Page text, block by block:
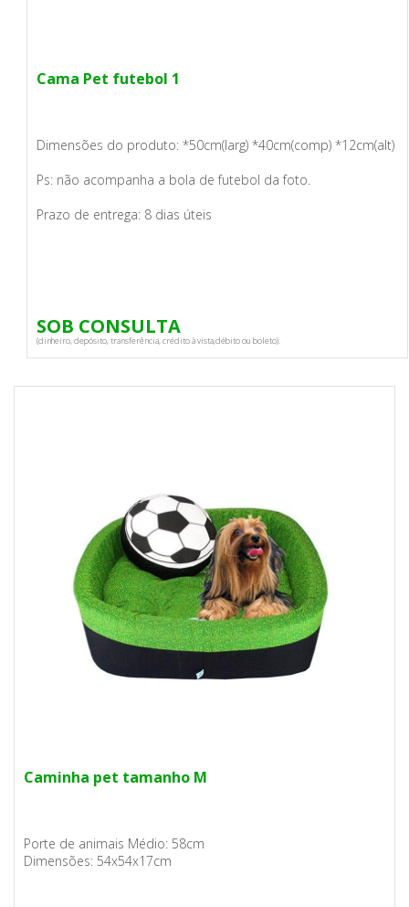
Cama Pet futebol 1
Dimensões do produto: *50cm(larg) *40cm(comp) *12cm(alt)
Ps: não acompanha a bola de futebol da foto.
Prazo de entrega: 8 dias úteis
SOB CONSULTA
(dinheiro, depósito, transferência, crédito à vista,débito ou boleto).
Caminha pet tamanho M
Porte de animais Médio: 58cm
Dimensões: 54x54x17cm